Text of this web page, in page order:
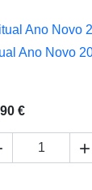
 Vista
Ano Novo
€
